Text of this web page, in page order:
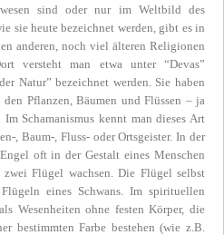
sind oder nur im Weltbild des
sie heute bezeichnet werden, gibt es in
anderen, noch viel älteren Religionen
versteht man etwa unter “Devas”
Natur” bezeichnet werden. Sie haben
Pflanzen, Bäumen und Flüssen – ja
Schamanismus kennt man dieses Art
, Baum-, Fluss- oder Ortsgeister. In der
oft in der Gestalt eines Menschen
Flügel wachsen. Die Flügel selbst
eines Schwans. Im spirituellen
Wesenheiten ohne festen Körper, die
bestimmten Farbe bestehen (wie z.B.